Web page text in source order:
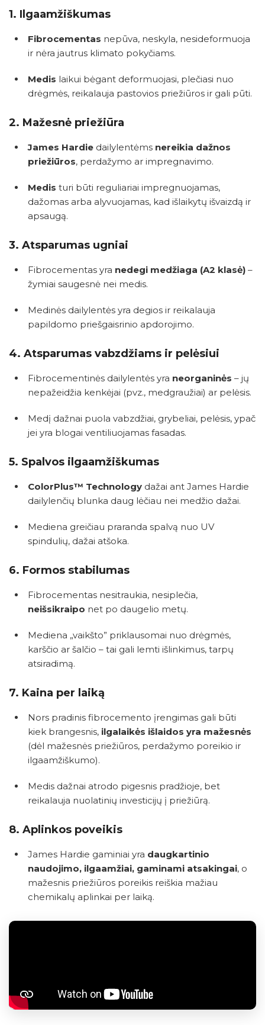
1. Ilgaamžiškumas
Fibrocementas nepūva, neskyla, nesideformuoja
ir nėra jautrus klimato pokyčiams.
Medis laikui bėgant deformuojasi, plečiasi nuo
drėgmės, reikalauja pastovios priežiūros ir gali pūti.
2. Mažesnė priežiūra
James Hardie dailylentėms nereikia dažnos
priežiūros, perdažymo ar impregnavimo.
Medis turi būti reguliariai impregnuojamas,
dažomas arba alyvuojamas, kad išlaikytų išvaizdą ir
apsaugą.
3. Atsparumas ugniai
Fibrocementas yra nedegi medžiaga (A2 klasė) –
žymiai saugesnė nei medis.
Medinės dailylentės yra degios ir reikalauja
papildomo priešgaisrinio apdorojimo.
4. Atsparumas vabzdžiams ir pelėsiui
Fibrocementinės dailylentės yra neorganinės – jų
nepažeidžia kenkėjai (pvz., medgraužiai) ar pelėsis.
Medį dažnai puola vabzdžiai, grybeliai, pelėsis, ypač
jei yra blogai ventiliuojamas fasadas.
5. Spalvos ilgaamžiškumas
ColorPlus™ Technology dažai ant James Hardie
dailylenčių blunka daug lėčiau nei medžio dažai.
Mediena greičiau praranda spalvą nuo UV
spindulių, dažai atšoka.
6. Formos stabilumas
Fibrocementas nesitraukia, nesiplečia,
neišsikraipo net po daugelio metų.
Mediena „vaikšto” priklausomai nuo drėgmės,
karščio ar šalčio – tai gali lemti išlinkimus, tarpų
atsiradimą.
7. Kaina per laiką
Nors pradinis fibrocemento įrengimas gali būti
kiek brangesnis, ilgalaikės išlaidos yra mažesnės
(dėl mažesnės priežiūros, perdažymo poreikio ir
ilgaamžiškumo).
Medis dažnai atrodo pigesnis pradžioje, bet
reikalauja nuolatinių investicijų į priežiūrą.
8. Aplinkos poveikis
James Hardie gaminiai yra daugkartinio
naudojimo, ilgaamžiai, gaminami atsakingai, o
mažesnis priežiūros poreikis reiškia mažiau
chemikalų aplinkai per laiką.